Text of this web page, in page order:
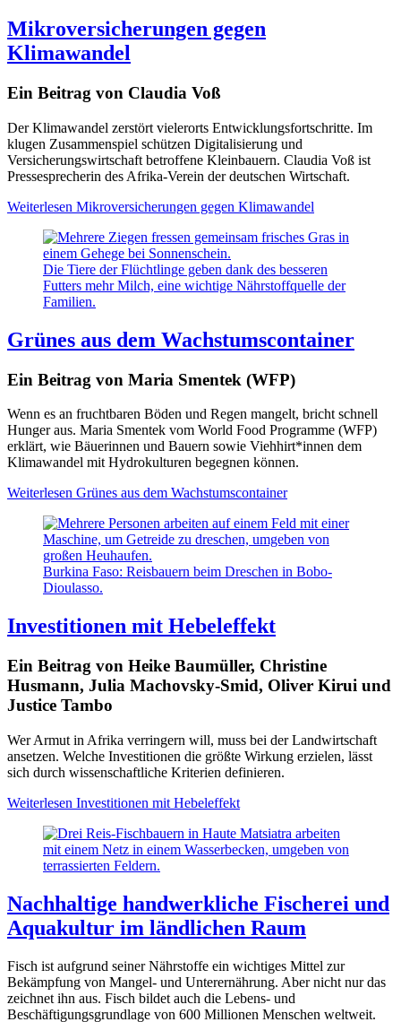
Mikroversicherungen gegen
Klimawandel
Ein Beitrag von Claudia Voß
Der Klimawandel zerstört vielerorts Entwicklungsfortschritte. Im
klugen Zusammenspiel schützen Digitalisierung und
Versicherungswirtschaft betroffene Kleinbauern. Claudia Voß ist
Pressesprecherin des Afrika-Verein der deutschen Wirtschaft.
Weiterlesen Mikroversicherungen gegen Klimawandel
Die Tiere der Flüchtlinge geben dank des besseren
Futters mehr Milch, eine wichtige Nährstoffquelle der
Familien.
Grünes aus dem Wachstumscontainer
Ein Beitrag von Maria Smentek (WFP)
Wenn es an fruchtbaren Böden und Regen mangelt, bricht schnell
Hunger aus. Maria Smentek vom World Food Programme (WFP)
erklärt, wie Bäuerinnen und Bauern sowie Viehhirt*innen dem
Klimawandel mit Hydrokulturen begegnen können.
Weiterlesen Grünes aus dem Wachstumscontainer
Burkina Faso: Reisbauern beim Dreschen in Bobo-
Dioulasso.
Investitionen mit Hebeleffekt
Ein Beitrag von Heike Baumüller, Christine
Husmann, Julia Machovsky-Smid, Oliver Kirui und
Justice Tambo
Wer Armut in Afrika verringern will, muss bei der Landwirtschaft
ansetzen. Welche Investitionen die größte Wirkung erzielen, lässt
sich durch wissenschaftliche Kriterien definieren.
Weiterlesen Investitionen mit Hebeleffekt
Nachhaltige handwerkliche Fischerei und
Aquakultur im ländlichen Raum
Fisch ist aufgrund seiner Nährstoffe ein wichtiges Mittel zur
Bekämpfung von Mangel- und Unterernährung. Aber nicht nur das
zeichnet ihn aus. Fisch bildet auch die Lebens- und
Beschäftigungsgrundlage von 600 Millionen Menschen weltweit.